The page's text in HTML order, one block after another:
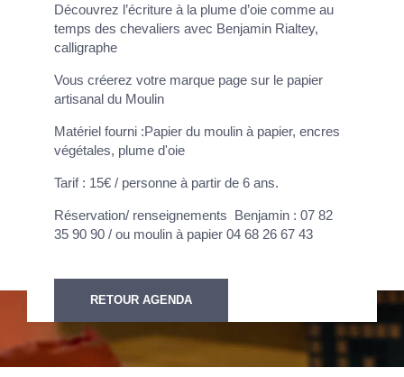
Découvrez l’écriture à la plume d’oie comme au
temps des chevaliers avec Benjamin Rialtey,
calligraphe
Vous créerez votre marque page sur le papier
artisanal du Moulin
Matériel fourni :Papier du moulin à papier, encres
végétales, plume d'oie
Tarif : 15€ / personne à partir de 6 ans.
Réservation/ renseignements Benjamin : 07 82
35 90 90 / ou moulin à papier 04 68 26 67 43
RETOUR AGENDA